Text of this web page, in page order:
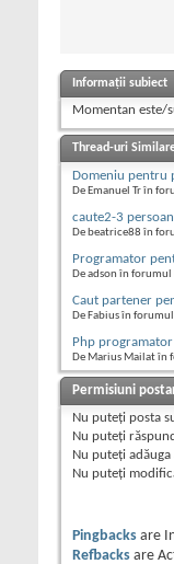
Informații subiect
Momentan este/
Thread-uri
Domeniu pentru
De Emanuel Tr în
caute2-3
De beatrice88 în
Programator
De adson în
Caut partener
De Fabius în
Php
De Marius Mailat în
Permisiuni
Nu puteţi posta
Nu puteţi
Nu puteţi adăuga
Nu puteţi
Pingbacks are
Refbacks are